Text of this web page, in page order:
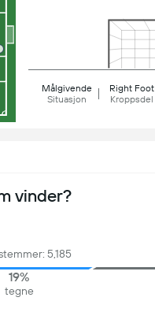
Målgivende
Situasjon
Right Foot
Kroppsdel
vinder?
5,185
19%
tegne